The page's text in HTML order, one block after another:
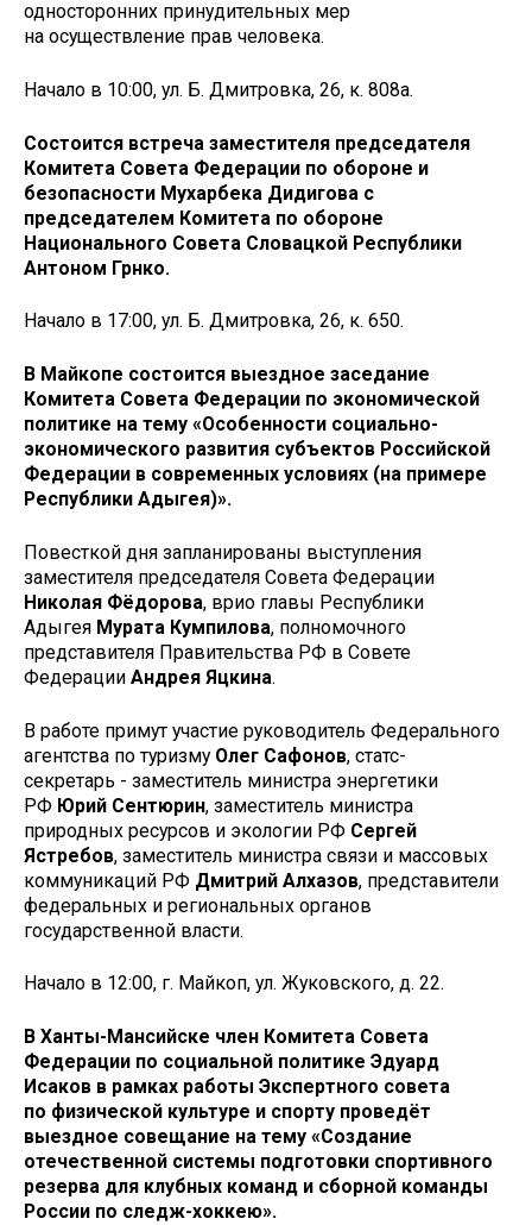
односторонних принудительных мер
на осуществление прав человека.
Начало в 10:00, ул. Б. Дмитровка, 26, к. 808a.
Состоится встреча заместителя председателя
Комитета Совета Федерации по обороне и
безопасности Мухарбека Дидигова с
председателем Комитета по обороне
Национального Совета Словацкой Республики
Антоном Грнко.
Начало в 17:00, ул. Б. Дмитровка, 26, к. 650.
В Майкопе состоится выездное заседание
Комитета Совета Федерации по экономической
политике на тему «Особенности социально-
экономического развития субъектов Российской
Федерации в современных условиях (на примере
Республики Адыгея)».
Повесткой дня запланированы выступления
заместителя председателя Совета Федерации
Николая Фёдорова, врио главы Республики
Адыгея Мурата Кумпилова, полномочного
представителя Правительства РФ в Совете
Федерации Андрея Яцкина.
В работе примут участие руководитель Федерального
агентства по туризму Олег Сафонов, статс-
секретарь - заместитель министра энергетики
РФ Юрий Сентюрин, заместитель министра
природных ресурсов и экологии РФ Сергей
Ястребов, заместитель министра связи и массовых
коммуникаций РФ Дмитрий Алхазов, представители
федеральных и региональных органов
государственной власти.
Начало в 12:00, г. Майкоп, ул. Жуковского, д. 22.
В Ханты-Мансийске член Комитета Совета
Федерации по социальной политике Эдуард
Исаков в рамках работы Экспертного совета
по физической культуре и спорту проведёт
выездное совещание на тему «Создание
отечественной системы подготовки спортивного
резерва для клубных команд и сборной команды
России по следж-хоккею».